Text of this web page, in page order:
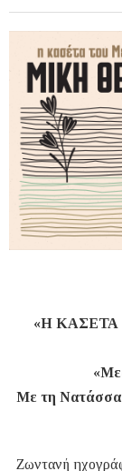
«Η ΚΑΣΕΤΑ
Με τη Νατάσσα
Ζωντανή